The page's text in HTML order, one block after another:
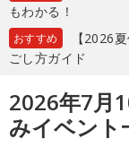
もわかる！
おすすめ
【2026
ごし方ガイド
2026年7月
みイベント